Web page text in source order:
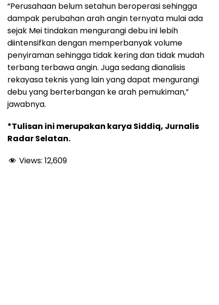
“Perusahaan belum setahun beroperasi sehingga
dampak perubahan arah angin ternyata mulai ada
sejak Mei tindakan mengurangi debu ini lebih
diintensifkan dengan memperbanyak volume
penyiraman sehingga tidak kering dan tidak mudah
terbang terbawa angin. Juga sedang dianalisis
rekayasa teknis yang lain yang dapat mengurangi
debu yang berterbangan ke arah pemukiman,”
jawabnya.
*Tulisan ini merupakan karya Siddiq, Jurnalis
Radar Selatan.
Views: 12,609